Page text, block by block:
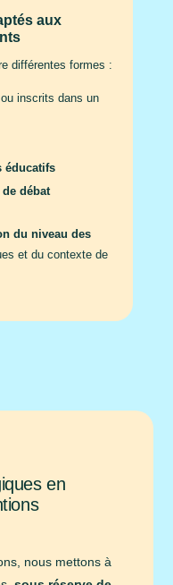
aux
différentes formes :
inscrits dans un
éducatifs
débat
du niveau des
et du contexte de
en
nous mettons à